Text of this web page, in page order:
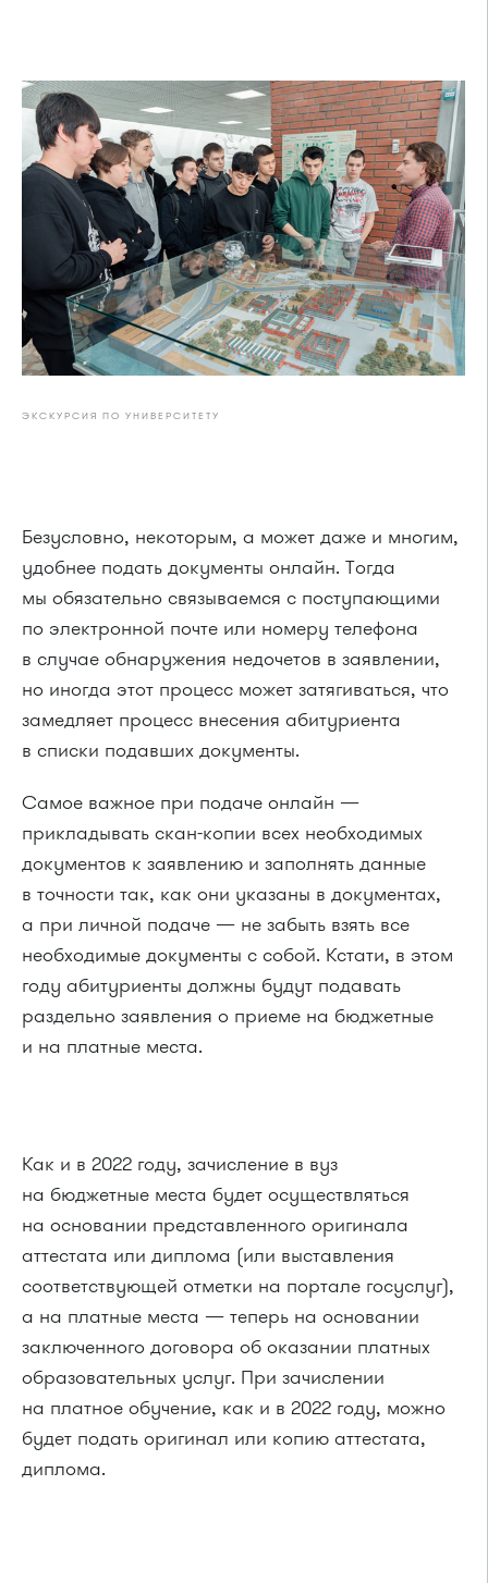
ЭКСКУРСИЯ ПО УНИВЕРСИТЕТУ
Безусловно, некоторым, а может даже и многим,
удобнее подать документы онлайн. Тогда
мы обязательно связываемся с поступающими
по электронной почте или номеру телефона
в случае обнаружения недочетов в заявлении,
но иногда этот процесс может затягиваться, что
замедляет процесс внесения абитуриента
в списки подавших документы.
Самое важное при подаче онлайн —
прикладывать скан-копии всех необходимых
документов к заявлению и заполнять данные
в точности так, как они указаны в документах,
а при личной подаче — не забыть взять все
необходимые документы с собой. Кстати, в этом
году абитуриенты должны будут подавать
раздельно заявления о приеме на бюджетные
и на платные места.
Как и в 2022 году, зачисление в вуз
на бюджетные места будет осуществляться
на основании представленного оригинала
аттестата или диплома (или выставления
соответствующей отметки на портале госуслуг),
а на платные места — теперь на основании
заключенного договора об оказании платных
образовательных услуг. При зачислении
на платное обучение, как и в 2022 году, можно
будет подать оригинал или копию аттестата,
диплома.